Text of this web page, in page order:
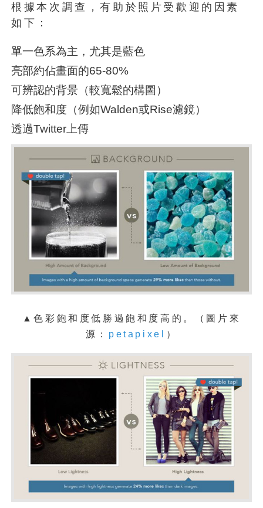
根據本次調查，有助於照片受歡迎的因素
如下：
單一色系為主，尤其是藍色
亮部約佔畫面的65-80%
可辨認的背景（較寬鬆的構圖）
降低飽和度（例如Walden或Rise濾鏡）
透過Twitter上傳
▲色彩飽和度低勝過飽和度高的。
（圖片來
源： petapixel ）